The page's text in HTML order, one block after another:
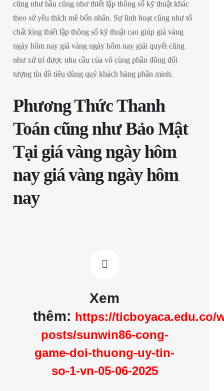
cũng như hầu cũng như thiết lập thông số kỹ thuật khác
theo sở yêu thích mê bốn nhân. Sự linh hoạt cũng như tố
chất lỏng thiết lập thông số kỹ thuật cao giúp giá vàng
ngày hôm nay giá vàng ngày hôm nay giải quyết cũng
như xử trí được nhu cầu của vô cùng phần đông đối
tượng tín đồ tiêu dùng quý khách hàng phân minh.
Phương Thức Thanh
Toán cũng như Bảo Mật
Tại giá vàng ngày hôm
nay giá vàng ngày hôm
nay
Xem
thêm: https://ticboyaca.edu.co/
posts/sunwin86-cong-
game-doi-thuong-uy-tin-
so-1-vn-05-06-2025